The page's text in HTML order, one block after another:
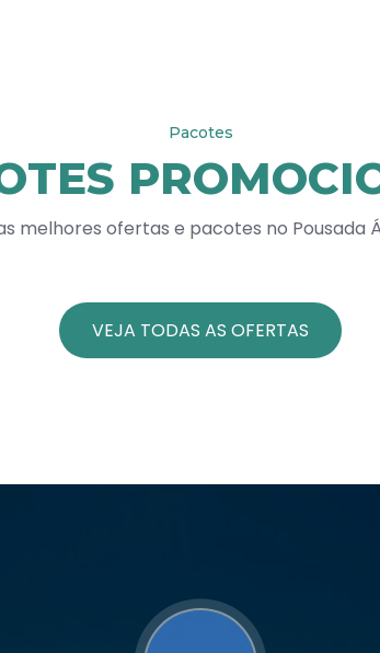
Pacotes
melhores ofertas e pacotes no Pousada
VEJA TODAS AS OFERTAS